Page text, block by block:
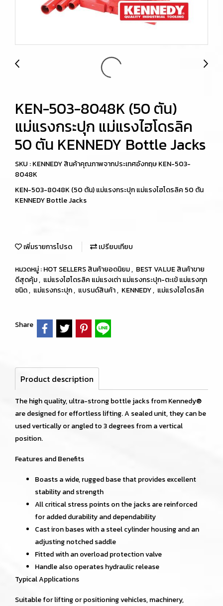
KEN-503-8048K (50 ตัน)
แม่แรงกระปุก แม่แรงไฮโดรลิค
50 ตัน KENNEDY Bottle Jacks
SKU : KENNEDY สินค้าคุณภาพจากประเทศอังกฤษ KEN-503-
8048K
KEN-503-8048K (50 ตัน) แม่แรงกระปุก แม่แรงไฮโดรลิค 50 ตัน
KENNEDY Bottle Jacks
เพิ่มรายการโปรด เปรียบเทียบ
หมวดหมู่ :HOT SELLERS สินค้ายอดนิยม, BEST VALUE สินค้าขาย
ดีสุดคุ้ม, แม่แรงไฮโดรลิค แม่แรงเต่า แม่แรงกระปุก-ตะเข้ แม่แรงทุก
ชนิด, แม่แรงกระปุก, แบรนด์สินค้า, KENNEDY, แม่แรงไฮโดรลิค
Share
Product description
The high quality, ultra-strong bottle jacks from Kennedy®
are designed for effortless lifting. A sealed unit, they can be
used vertically or angled to 3 degrees from a vertical
position.
Features and Benefits
Boasts a wide, rugged base that provides excellent
stability and strength
All critical stress points on the jacks are reinforced
for added durability and dependability
Cast iron bases with a steel cylinder housing and an
adjusting notched saddle
Fitted with an overload protection valve
Handle also operates hydraulic release
Typical Applications
Suitable for lifting or positioning vehicles, machinery,